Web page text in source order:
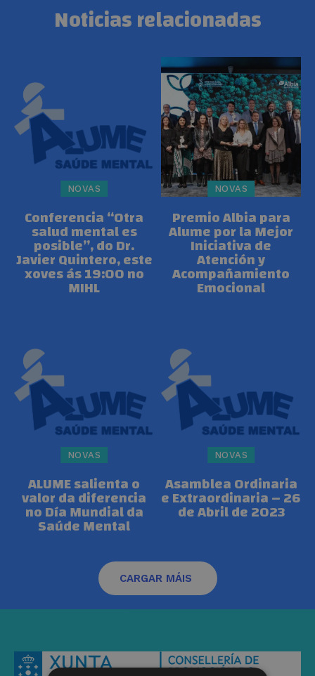
Noticias relacionadas
NOVAS
Conferencia “Otra
salud mental es
posible”, do Dr.
Javier Quintero, este
xoves ás 19:00 no
MIHL
NOVAS
Premio Albia para
Alume por la Mejor
Iniciativa de
Atención y
Acompañamiento
Emocional
NOVAS
ALUME salienta o
valor da diferencia
no Día Mundial da
Saúde Mental
NOVAS
Asamblea Ordinaria
e Extraordinaria – 26
de Abril de 2023
CARGAR MÁIS